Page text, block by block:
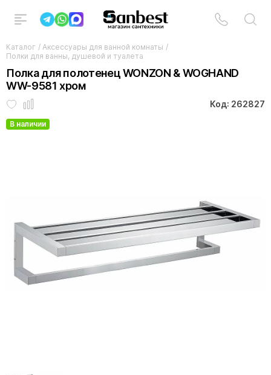
Каталог / Аксессуары для ванной комнаты /
Полки для ванны, душевой и туалета
Полка для полотенец WONZON & WOGHAND
WW-9581 хром
Код: 262827
В наличии